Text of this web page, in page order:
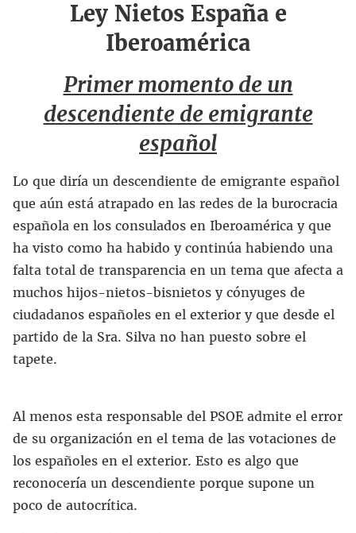
Ley Nietos España e
Iberoamérica
Primer momento de un
descendiente de emigrante
español
Lo que diría un descendiente de emigrante español
que aún está atrapado en las redes de la burocracia
española en los consulados en Iberoamérica y que
ha visto como ha habido y continúa habiendo una
falta total de transparencia en un tema que afecta a
muchos hijos-nietos-bisnietos y cónyuges de
ciudadanos españoles en el exterior y que desde el
partido de la Sra. Silva no han puesto sobre el
tapete.
Al menos esta responsable del PSOE admite el error
de su organización en el tema de las votaciones de
los españoles en el exterior. Esto es algo que
reconocería un descendiente porque supone un
poco de autocrítica.